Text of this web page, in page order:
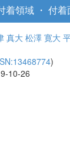
着領域 ・ 付
真大松澤 寛大
)
10-26